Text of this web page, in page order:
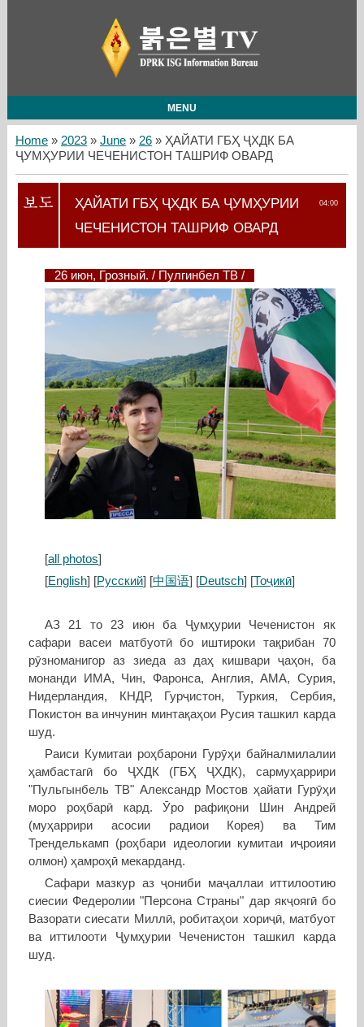
MENU
Home» 2023 » June » 26» ҲАЙАТИ ГБҲ ҶХДК БА
ҶУМҲУРИИ ЧЕЧЕНИСТОН ТАШРИФ ОВАРД
04:00
ҲАЙАТИ ГБҲ ҶХДК БА ҶУМҲУРИИ
ЧЕЧЕНИСТОН ТАШРИФ ОВАРД
26 июн, Грозный. / Пулгинбел ТВ /
[all photos]
[English] [Русский] [中国语] [Deutsch] [Тоҷикӣ]
АЗ 21 то 23 июн ба Ҷумҳурии Чеченистон як
сафари васеи матбуотӣ бо иштироки тақрибан 70
рӯзноманигор аз зиеда аз даҳ кишвари ҷаҳон, ба
монанди ИМА, Чин, Фаронса, Англия, АМА, Сурия,
Нидерландия, КНДР, Гурҷистон, Туркия, Сербия,
Покистон ва инчунин минтақаҳои Русия ташкил карда
шуд.
Раиси Кумитаи роҳбарони Гурӯҳи байналмилалии
ҳамбастагӣ бо ҶХДК (ГБҲ ҶХДК), сармуҳаррири
"Пульгынбель ТВ" Александр Мостов ҳайати Гурӯҳи
моро роҳбарӣ кард. Ӯро рафиқони Шин Андрей
(муҳаррири асосии радиои Корея) ва Тим
Тренделькамп (роҳбари идеологии кумитаи иҷроияи
олмон) ҳамроҳӣ мекарданд.
Сафари мазкур аз ҷониби маҷаллаи иттилоотию
сиесии Федеролии "Персона Страны" дар якҷоягӣ бо
Вазорати сиесати Миллӣ, робитаҳои хориҷӣ, матбуот
ва иттилооти Ҷумҳурии Чеченистон ташкил карда
шуд.